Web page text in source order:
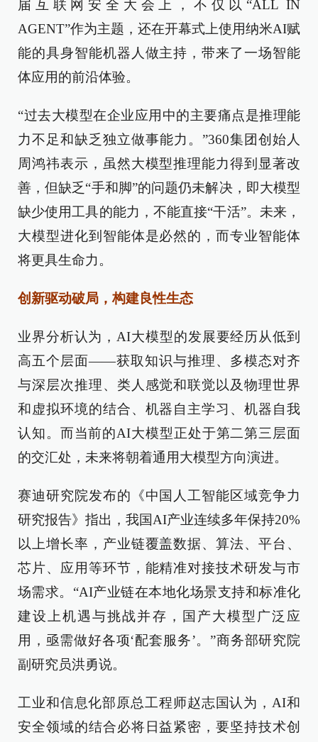
届互联网安全大会上，不仅以“ALL IN
AGENT”作为主题，还在开幕式上使用纳米AI赋
能的具身智能机器人做主持，带来了一场智能
体应用的前沿体验。
“过去大模型在企业应用中的主要痛点是推理能
力不足和缺乏独立做事能力。”360集团创始人
周鸿祎表示，虽然大模型推理能力得到显著改
善，但缺乏“手和脚”的问题仍未解决，即大模型
缺少使用工具的能力，不能直接“干活”。未来，
大模型进化到智能体是必然的，而专业智能体
将更具生命力。
创新驱动破局，构建良性生态
业界分析认为，AI大模型的发展要经历从低到
高五个层面——获取知识与推理、多模态对齐
与深层次推理、类人感觉和联觉以及物理世界
和虚拟环境的结合、机器自主学习、机器自我
认知。而当前的AI大模型正处于第二第三层面
的交汇处，未来将朝着通用大模型方向演进。
赛迪研究院发布的《中国人工智能区域竞争力
研究报告》指出，我国AI产业连续多年保持20%
以上增长率，产业链覆盖数据、算法、平台、
芯片、应用等环节，能精准对接技术研发与市
场需求。“AI产业链在本地化场景支持和标准化
建设上机遇与挑战并存，国产大模型广泛应
用，亟需做好各项‘配套服务’。”商务部研究院
副研究员洪勇说。
工业和信息化部原总工程师赵志国认为，AI和
安全领域的结合必将日益紧密，要坚持技术创